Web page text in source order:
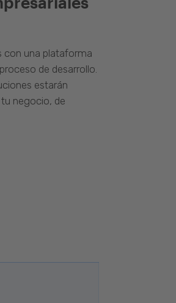
con una plataforma
de desarrollo.
estarán
negocio, de